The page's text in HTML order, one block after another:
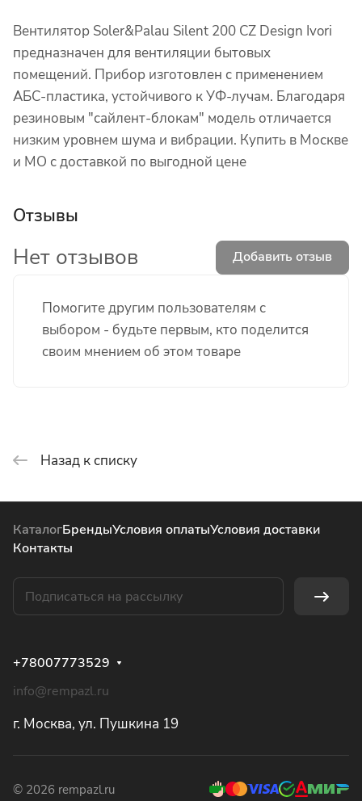
Вентилятор Soler&Palau Silent 200 CZ Design Ivori
предназначен для вентиляции бытовых
помещений. Прибор изготовлен с применением
АБС-пластика, устойчивого к УФ-лучам. Благодаря
резиновым "сайлент-блокам" модель отличается
низким уровнем шума и вибрации. Купить в Москве
и МО с доставкой по выгодной цене
Отзывы
Помогите другим пользователям с
выбором - будьте первым, кто поделится
своим мнением об этом товаре
Нет отзывов Добавить отзыв
Назад к списку
КаталогБрендыУсловия оплатыУсловия доставки
Контакты
+78007773529
info@rempazl.ru
г. Москва, ул. Пушкина 19
© 2026 rempazl.ru